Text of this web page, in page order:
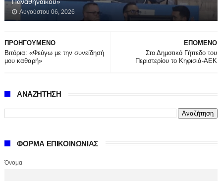
Αυγούστου 06, 2026
ΕΠΟΜΕΝΟ
Στο Δημοτικό Γήπεδο του
Περιστερίου το Κηφισιά-ΑΕΚ
ΠΡΟΗΓΟΥΜΕΝΟ
Βιτόρια: «Φεύγω με την συνείδησή
μου καθαρή»
ΑΝΑΖΗΤΗΣΗ
ΦΟΡΜΑ ΕΠΙΚΟΙΝΩΝΙΑΣ
Όνομα